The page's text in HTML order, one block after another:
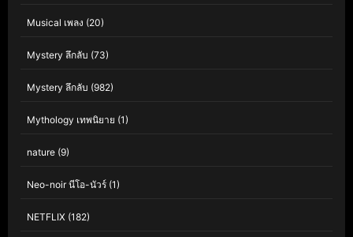
Musical เพลง (20)
Mystery ลึกลับ (73)
Mystery ลึกลับ (982)
Mythology เทพนิยาย (1)
nature (9)
Neo-noir นีโอ-นัวร์ (1)
NETFLIX (182)